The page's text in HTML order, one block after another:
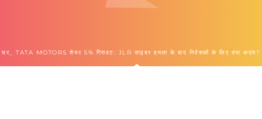
घर TATA MOTORS शेयर 5% गिरावट: JLR साइबर हमला के बाद निवेशकों के लिए क्या कदम?